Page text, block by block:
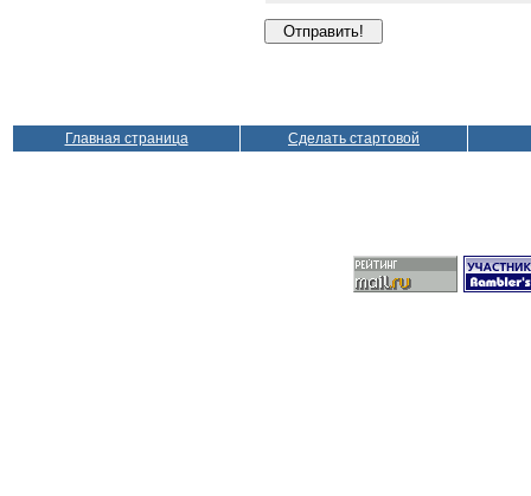
Главная страница Сделать стартовой